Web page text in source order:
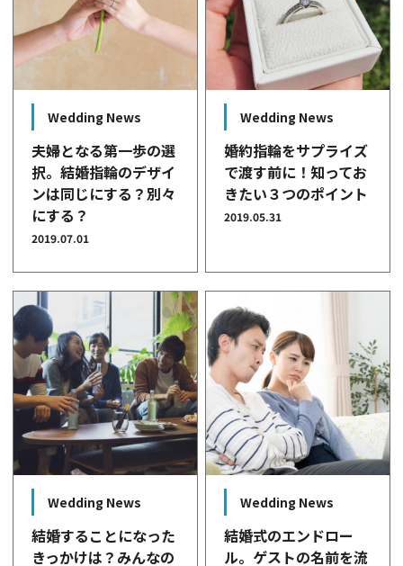
Wedding News
夫婦となる第一歩の選
択。結婚指輪のデザイ
ンは同じにする？別々
にする？
2019.07.01
Wedding News
婚約指輪をサプライズ
で渡す前に！知ってお
きたい３つのポイント
2019.05.31
Wedding News
結婚することになった
きっかけは？みんなの
Wedding News
結婚式のエンドロー
ル。ゲストの名前を流